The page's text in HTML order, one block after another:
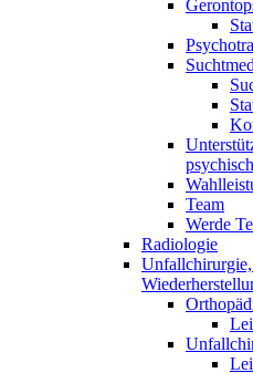
Team
Werde
Radiologie